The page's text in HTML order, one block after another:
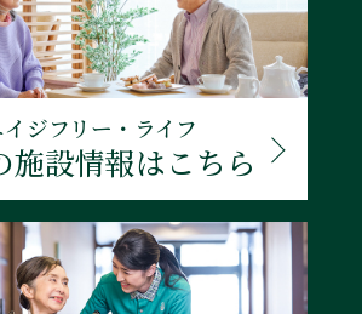
ジフリー・ライフ
施設情報はこちら